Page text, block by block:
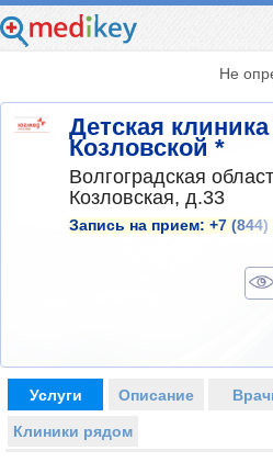
Не
Детская
Козловской *
Волгоградская
Козловская, д.33
Запись на прием: +7 (844)
Услуги Описание
Клиники рядом